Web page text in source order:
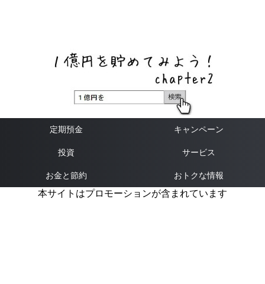
定期預金 キャンペーン
投資 サービス
お金と節約 おトクな情報
本サイトはプロモーションが含まれています